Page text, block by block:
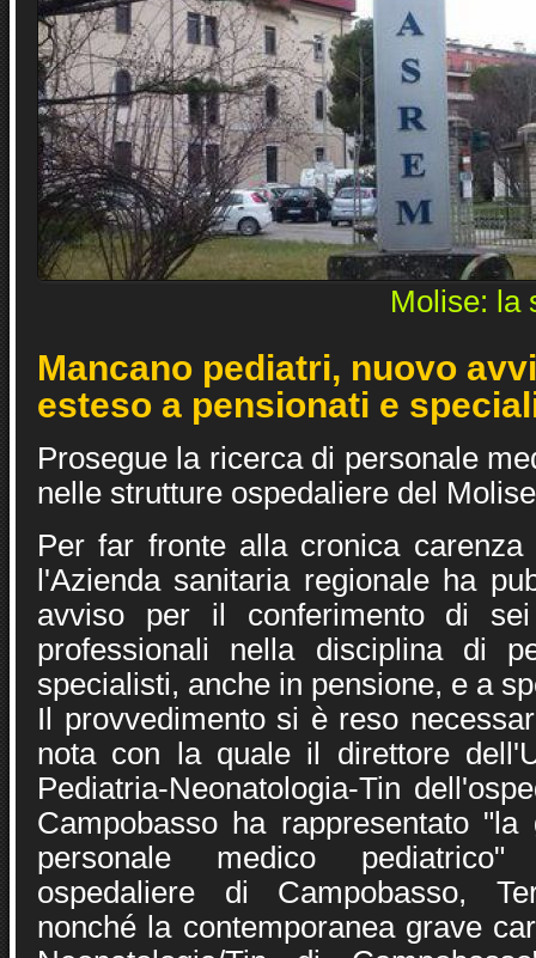
Molise: la
Mancano pediatri, nuovo
esteso a pensionati e
Prosegue la ricerca di personale
nelle strutture ospedaliere del
Per far fronte alla cronica
l'Azienda sanitaria regionale ha
avviso per il conferimento di
professionali nella disciplina di
specialisti, anche in pensione, e a
Il provvedimento si è reso
nota con la quale il direttore
Pediatria-Neonatologia-Tin
Campobasso ha rappresentato
personale medico
ospedaliere di Campobasso,
nonché la contemporanea grave